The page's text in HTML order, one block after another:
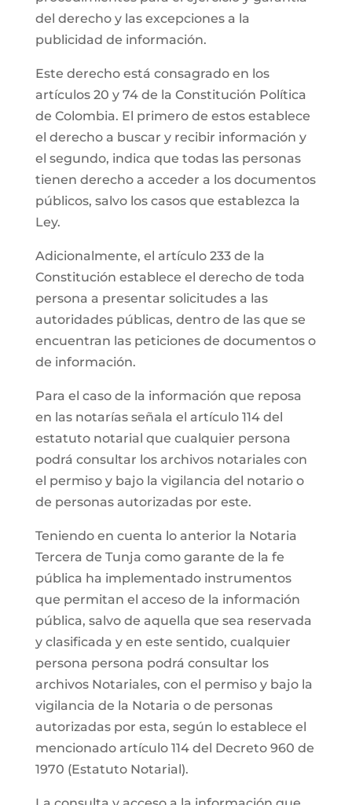
del derecho y las excepciones a la
publicidad de información.
Este derecho está consagrado en los
artículos 20 y 74 de la Constitución Política
de Colombia. El primero de estos establece
el derecho a buscar y recibir información y
el segundo, indica que todas las personas
tienen derecho a acceder a los documentos
públicos, salvo los casos que establezca la
Ley.
Adicionalmente, el artículo 233 de la
Constitución establece el derecho de toda
persona a presentar solicitudes a las
autoridades públicas, dentro de las que se
encuentran las peticiones de documentos o
de información.
Para el caso de la información que reposa
en las notarías señala el artículo 114 del
estatuto notarial que cualquier persona
podrá consultar los archivos notariales con
el permiso y bajo la vigilancia del notario o
de personas autorizadas por este.
Teniendo en cuenta lo anterior la Notaria
Tercera de Tunja como garante de la fe
pública ha implementado instrumentos
que permitan el acceso de la información
pública, salvo de aquella que sea reservada
y clasificada y en este sentido, cualquier
persona persona podrá consultar los
archivos Notariales, con el permiso y bajo la
vigilancia de la Notaria o de personas
autorizadas por esta, según lo establece el
mencionado artículo 114 del Decreto 960 de
1970 (Estatuto Notarial).